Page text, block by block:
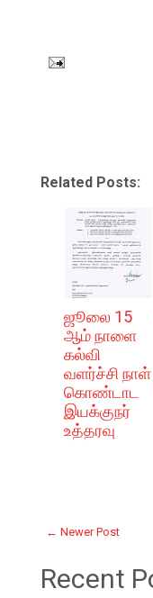
Related Posts:
ஜூலை 15
ஆம் நாளை
கல்வி
வளர்ச்சி நாள்
கொண்டாட
இயக்குநர்
உத்தரவு
← Newer Post
Recent